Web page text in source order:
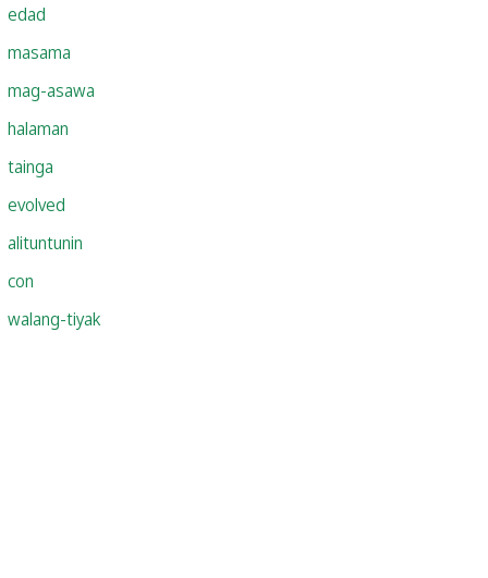
edad
masama
mag-asawa
halaman
tainga
evolved
alituntunin
con
walang-tiyak